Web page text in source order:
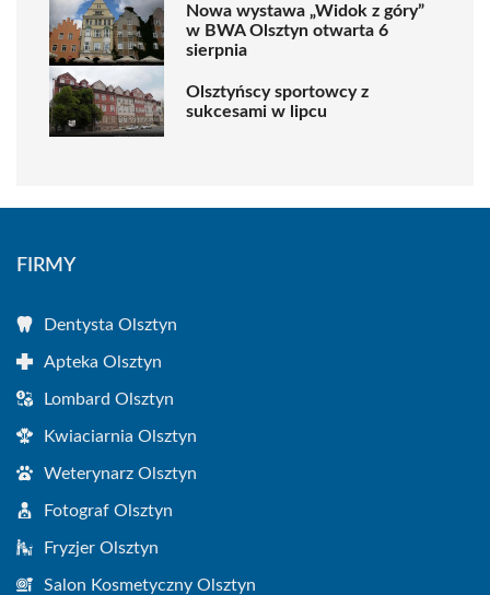
Nowa wystawa „Widok z góry”
w BWA Olsztyn otwarta 6
sierpnia
Olsztyńscy sportowcy z
sukcesami w lipcu
FIRMY
Dentysta Olsztyn
Apteka Olsztyn
Lombard Olsztyn
Kwiaciarnia Olsztyn
Weterynarz Olsztyn
Fotograf Olsztyn
Fryzjer Olsztyn
Salon Kosmetyczny Olsztyn